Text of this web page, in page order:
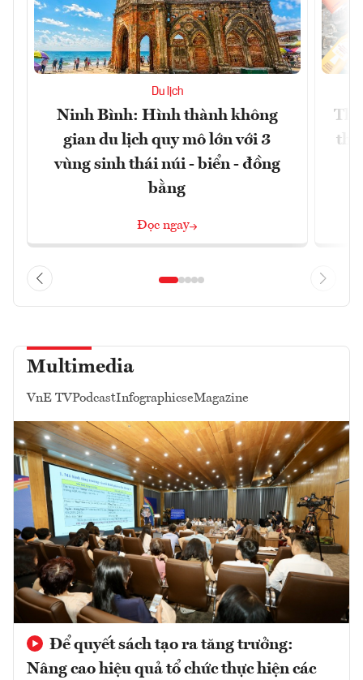
Du lịch
Ninh Bình: Hình thành không
gian du lịch quy mô lớn với 3
vùng sinh thái núi - biển - đồng
bằng
Đọc ngay
Multimedia
VnE TVPodcastInfographicseMagazine
Để quyết sách tạo ra tăng trưởng:
Nâng cao hiệu quả tổ chức thực hiện các